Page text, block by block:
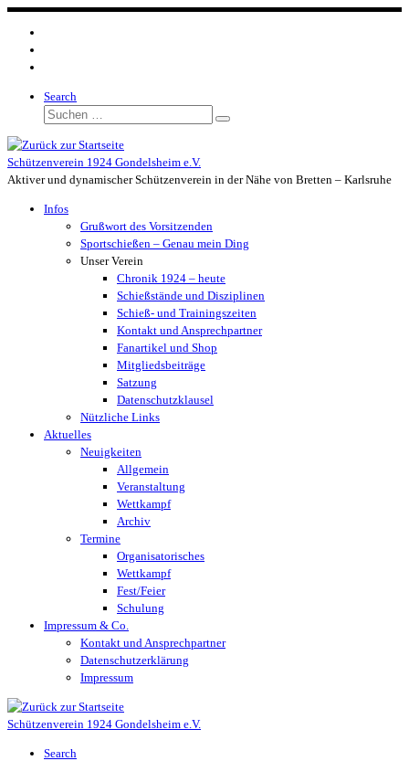
Zum
Inhalt
springen
Search
Suche
Suchen …
Schützenverein 1924 Gondelsheim e.V.
Aktiver und dynamischer Schützenverein in der Nähe von Bretten – Karlsruhe
Infos
Grußwort des Vorsitzenden
Sportschießen – Genau mein Ding
Unser Verein
Chronik 1924 – heute
Schießstände und Disziplinen
Schieß- und Trainingszeiten
Kontakt und Ansprechpartner
Fanartikel und Shop
Mitgliedsbeiträge
Satzung
Datenschutzklausel
Nützliche Links
Aktuelles
Neuigkeiten
Allgemein
Veranstaltung
Wettkampf
Archiv
Termine
Organisatorisches
Wettkampf
Fest/Feier
Schulung
Impressum & Co.
Kontakt und Ansprechpartner
Datenschutzerklärung
Impressum
Schützenverein 1924 Gondelsheim e.V.
Search